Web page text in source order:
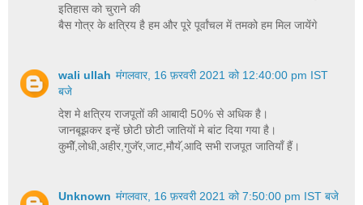
इतिहास को चुराने की
बैस गोत्र के क्षत्रिय है हम और पूरे पूर्वांचल में तमको हम मिल जायेंगे
wali ullah मंगलवार, 16 फ़रवरी 2021 को 12:40:00 pm IST
बजे
देश मे क्षत्रिय राजपूतों की आबादी 50% से अधिक है।
जानबूझकर इन्हें छोटी छोटी जातियों मे बांट दिया गया है।
कुमीॅ,लोधी,अहीर,गुजॅर,जाट,मौयॅ,आदि सभी राजपूत जातियाँ हैं।
Unknown मंगलवार, 16 फ़रवरी 2021 को 7:50:00 pm IST बजे